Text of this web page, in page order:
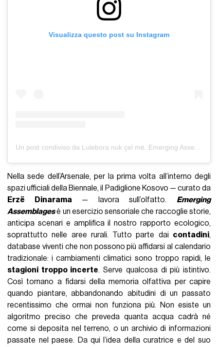
Visualizza questo post su Instagram
Nella sede dell’Arsenale, per la prima volta all’interno degli
spazi ufficiali della Biennale, il Padiglione Kosovo — curato da
Erzë Dinarama — lavora sull’olfatto. Emerging
Assemblagesè un esercizio sensoriale che raccoglie storie,
anticipa scenari e amplifica il nostro rapporto ecologico,
soprattutto nelle aree rurali. Tutto parte dai contadini,
database viventi che non possono più affidarsi al calendario
tradizionale: i cambiamenti climatici sono troppo rapidi, le
stagioni troppo incerte. Serve qualcosa di più istintivo.
Così tornano a fidarsi della memoria olfattiva per capire
quando piantare, abbandonando abitudini di un passato
recentissimo che ormai non funziona più. Non esiste un
algoritmo preciso che preveda quanta acqua cadrà né
come si deposita nel terreno, o un archivio di informazioni
passate nel paese. Da qui l’idea della curatrice e del suo